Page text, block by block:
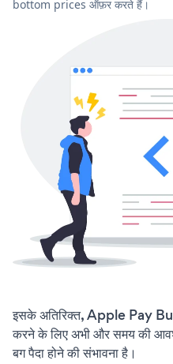
bottom prices ऑफ़र करते हैं।
इसके अतिरिक्त, Apple Pay
करने के लिए अभी और समय की
बग पैदा होने की संभावना है।